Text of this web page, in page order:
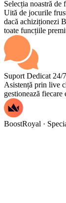
Selecția noastră de
Uită de jocurile
dacă achiziționezi
toate funcțiile
Suport Dedicat 24/7
Asistență prin live
gestionează fiecare
BoostRoyal ·